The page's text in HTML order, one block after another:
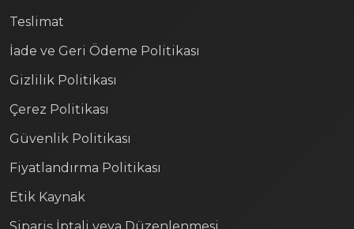
Teslimat
İade ve Geri Ödeme Politikası
Gizlilik Politikası
Çerez Politikası
Güvenlik Politikası
Fiyatlandırma Politikası
Etik Kaynak